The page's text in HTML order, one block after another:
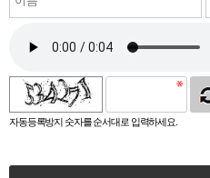
자동등록방지 숫자를 순서대로 입력하세요.